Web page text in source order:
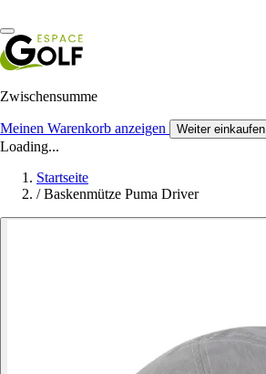
Zwischensumme
Meinen Warenkorb anzeigen Weiter einkaufen
Loading...
Startseite
/ Baskenmütze Puma Driver